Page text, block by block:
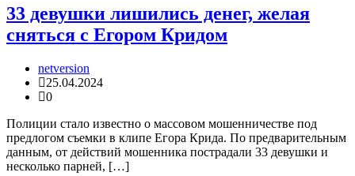
33 девушки лишились денег, желая
сняться с Егором Кридом
netversion
25.04.2024
0
Полиции стало известно о массовом мошенничестве под
предлогом съемки в клипе Егора Крида. По предварительным
данным, от действий мошенника пострадали 33 девушки и
несколько парней, […]